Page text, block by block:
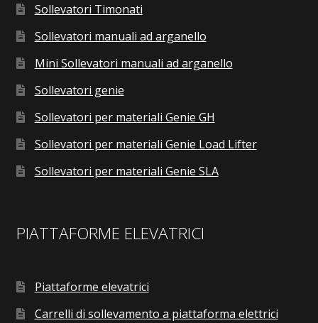
Sollevatori Timonati
Sollevatori manuali ad arganello
Mini Sollevatori manuali ad arganello
Sollevatori genie
Sollevatori per materiali Genie GH
Sollevatori per materiali Genie Load Lifter
Sollevatori per materiali Genie SLA
PIATTAFORME ELEVATRICI
Piattaforme elevatrici
Carrelli di sollevamento a piattaforma elettrici